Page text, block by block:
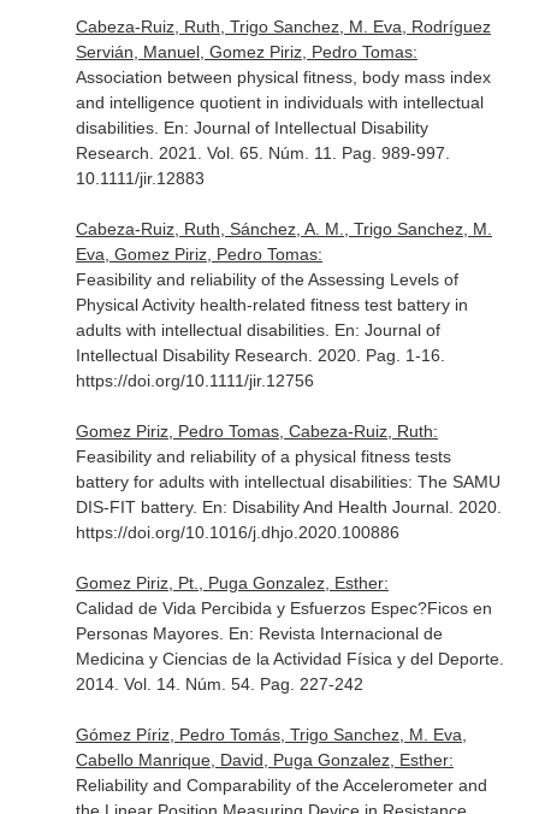
Cabeza-Ruiz, Ruth, Trigo Sanchez, M. Eva, Rodríguez
Servián, Manuel, Gomez Piriz, Pedro Tomas:
Association between physical fitness, body mass index
and intelligence quotient in individuals with intellectual
disabilities. En: Journal of Intellectual Disability
Research . 2021. Vol. 65. Núm. 11. Pag. 989-997.
10.1111/jir.12883
Cabeza-Ruiz, Ruth, Sánchez, A. M., Trigo Sanchez, M.
Eva, Gomez Piriz, Pedro Tomas:
Feasibility and reliability of the Assessing Levels of
Physical Activity health-related fitness test battery in
adults with intellectual disabilities. En: Journal of
Intellectual Disability Research . 2020. Pag. 1-16.
https://doi.org/10.1111/jir.12756
Gomez Piriz, Pedro Tomas, Cabeza-Ruiz, Ruth:
Feasibility and reliability of a physical fitness tests
battery for adults with intellectual disabilities: The SAMU
DIS-FIT battery. En: Disability And Health Journal. 2020.
https://doi.org/10.1016/j.dhjo.2020.100886
Gomez Piriz, Pt., Puga Gonzalez, Esther:
Calidad de Vida Percibida y Esfuerzos Espec?Ficos en
Personas Mayores. En: Revista Internacional de
Medicina y Ciencias de la Actividad Física y del Deporte.
2014. Vol. 14. Núm. 54. Pag. 227-242
Gómez Píriz, Pedro Tomás, Trigo Sanchez, M. Eva,
Cabello Manrique, David, Puga Gonzalez, Esther:
Reliability and Comparability of the Accelerometer and